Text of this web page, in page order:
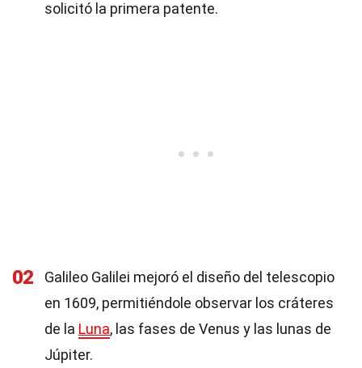
solicitó la primera patente.
02
Galileo Galilei mejoró el diseño del telescopio
en 1609, permitiéndole observar los cráteres
de la Luna, las fases de Venus y las lunas de
Júpiter.